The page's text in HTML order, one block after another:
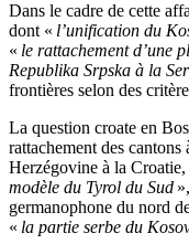
Dans le cadre de cette
dont « l’unification du
« le rattachement d’une
Republika Srpska à la
frontières selon des
La question croate en
rattachement des
Herzégovine à la Croatie,
modèle du Tyrol du Sud
germanophone du nord
« la partie serbe du